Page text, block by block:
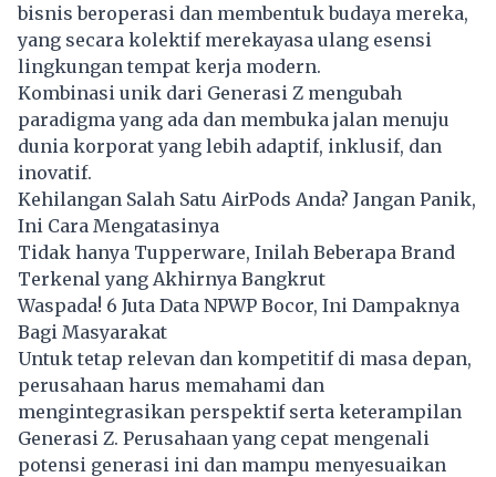
bisnis beroperasi dan membentuk budaya mereka,
yang secara kolektif merekayasa ulang esensi
lingkungan tempat kerja modern.
Kombinasi unik dari Generasi Z mengubah
paradigma yang ada dan membuka jalan menuju
dunia korporat yang lebih adaptif, inklusif, dan
inovatif.
Kehilangan Salah Satu AirPods Anda? Jangan Panik,
Ini Cara Mengatasinya
Tidak hanya Tupperware, Inilah Beberapa Brand
Terkenal yang Akhirnya Bangkrut
Waspada! 6 Juta Data NPWP Bocor, Ini Dampaknya
Bagi Masyarakat
Untuk tetap relevan dan kompetitif di masa depan,
perusahaan harus memahami dan
mengintegrasikan perspektif serta keterampilan
Generasi Z. Perusahaan yang cepat mengenali
potensi generasi ini dan mampu menyesuaikan